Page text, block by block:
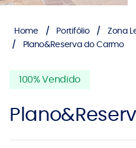
Home Portifólio
Zona
Plano&Reserva do Carmo
100% Vendido